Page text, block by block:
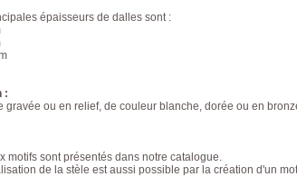
épaisseurs de dalles sont :
:
gravée ou en relief, de couleur blanche, dorée ou en
motifs sont présentés dans notre catalogue.
de la stèle est aussi possible par la création d'un